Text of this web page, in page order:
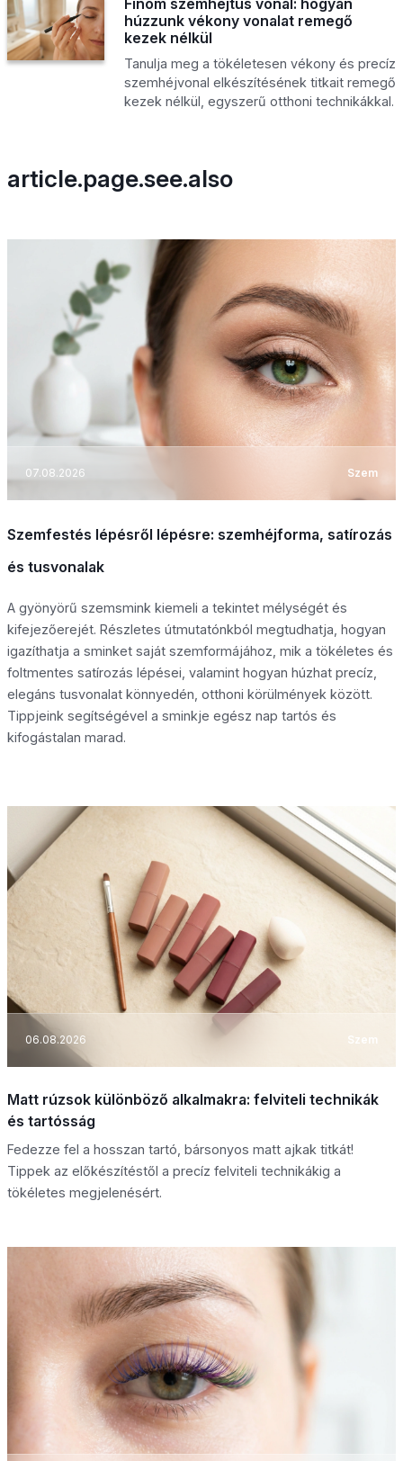
húzzunk vékony vonalat remegő
kezek nélkül
Tanulja meg a tökéletesen vékony és precíz
szemhéjvonal elkészítésének titkait remegő
kezek nélkül, egyszerű otthoni technikákkal.
article.page.see.also
07.08.2026 Szem
Szemfestés lépésről lépésre: szemhéjforma, satírozás
és tusvonalak
A gyönyörű szemsmink kiemeli a tekintet mélységét és
kifejezőerejét. Részletes útmutatónkból megtudhatja, hogyan
igazíthatja a sminket saját szemformájához, mik a tökéletes és
foltmentes satírozás lépései, valamint hogyan húzhat precíz,
elegáns tusvonalat könnyedén, otthoni körülmények között.
Tippjeink segítségével a sminkje egész nap tartós és
kifogástalan marad.
06.08.2026 Szem
Matt rúzsok különböző alkalmakra: felviteli technikák
és tartósság
Fedezze fel a hosszan tartó, bársonyos matt ajkak titkát!
Tippek az előkészítéstől a precíz felviteli technikákig a
tökéletes megjelenésért.